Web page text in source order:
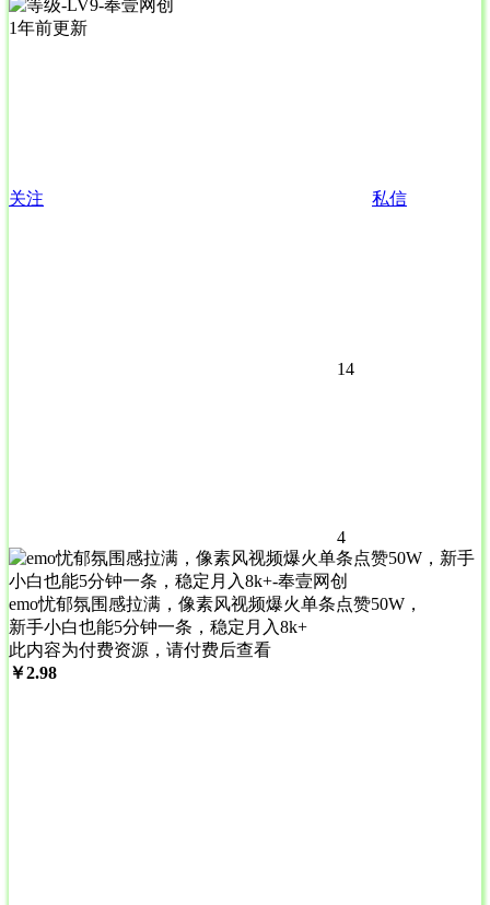
1年前更新
关注 私信
14
4
emo忧郁氛围感拉满，像素风视频爆火单条点赞50W，
新手小白也能5分钟一条，稳定月入8k+
此内容为付费资源，请付费后查看
￥2.98